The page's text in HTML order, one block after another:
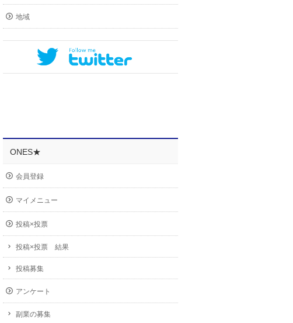
地域
ONES★
会員登録
マイメニュー
投稿×投票
投稿×投票 結果
投稿募集
アンケート
副業の募集